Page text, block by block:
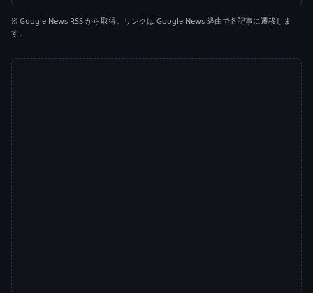
※ Google News RSS から取得。リンクは Google News 経由で各記事に遷移しま
す。